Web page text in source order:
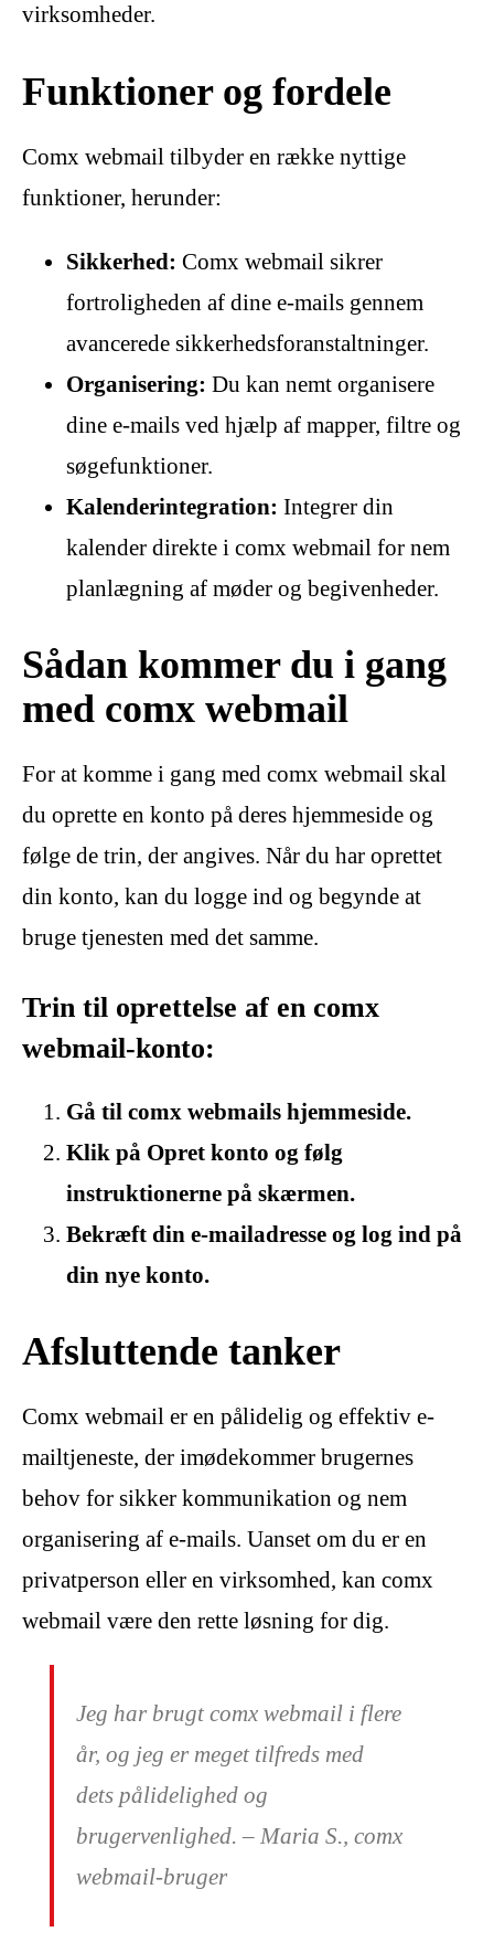
virksomheder.
Funktioner og fordele
Comx webmail tilbyder en række nyttige
funktioner, herunder:
Sikkerhed: Comx webmail sikrer
fortroligheden af dine e-mails gennem
avancerede sikkerhedsforanstaltninger.
Organisering: Du kan nemt organisere
dine e-mails ved hjælp af mapper, filtre og
søgefunktioner.
Kalenderintegration: Integrer din
kalender direkte i comx webmail for nem
planlægning af møder og begivenheder.
Sådan kommer du i gang
med comx webmail
For at komme i gang med comx webmail skal
du oprette en konto på deres hjemmeside og
følge de trin, der angives. Når du har oprettet
din konto, kan du logge ind og begynde at
bruge tjenesten med det samme.
Trin til oprettelse af en comx
webmail-konto:
Gå til comx webmails hjemmeside.
Klik på Opret konto og følg
instruktionerne på skærmen.
Bekræft din e-mailadresse og log ind på
din nye konto.
Afsluttende tanker
Comx webmail er en pålidelig og effektiv e-
mailtjeneste, der imødekommer brugernes
behov for sikker kommunikation og nem
organisering af e-mails. Uanset om du er en
privatperson eller en virksomhed, kan comx
webmail være den rette løsning for dig.
Jeg har brugt comx webmail i flere
år, og jeg er meget tilfreds med
dets pålidelighed og
brugervenlighed. – Maria S., comx
webmail-bruger